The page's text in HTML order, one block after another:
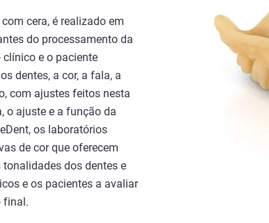
cera, é realizado em
do processamento da
e o paciente
dentes, a cor, a fala, a
com ajustes feitos nesta
o ajuste e a função da
os laboratórios
de cor que oferecem
dos dentes e
e os pacientes a avaliar
final.